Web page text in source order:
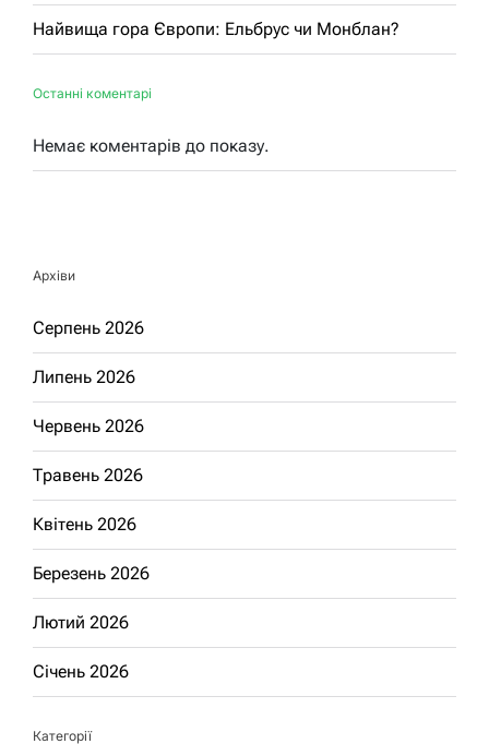
Найвища гора Європи: Ельбрус чи Монблан?
Останні коментарі
Немає коментарів до показу.
Архіви
Серпень 2026
Липень 2026
Червень 2026
Травень 2026
Квітень 2026
Березень 2026
Лютий 2026
Січень 2026
Категорії